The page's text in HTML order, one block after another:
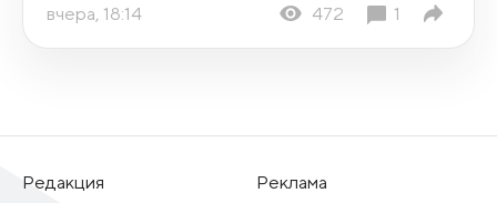
вчера, 18:14 472 1
Редакция
Реклама